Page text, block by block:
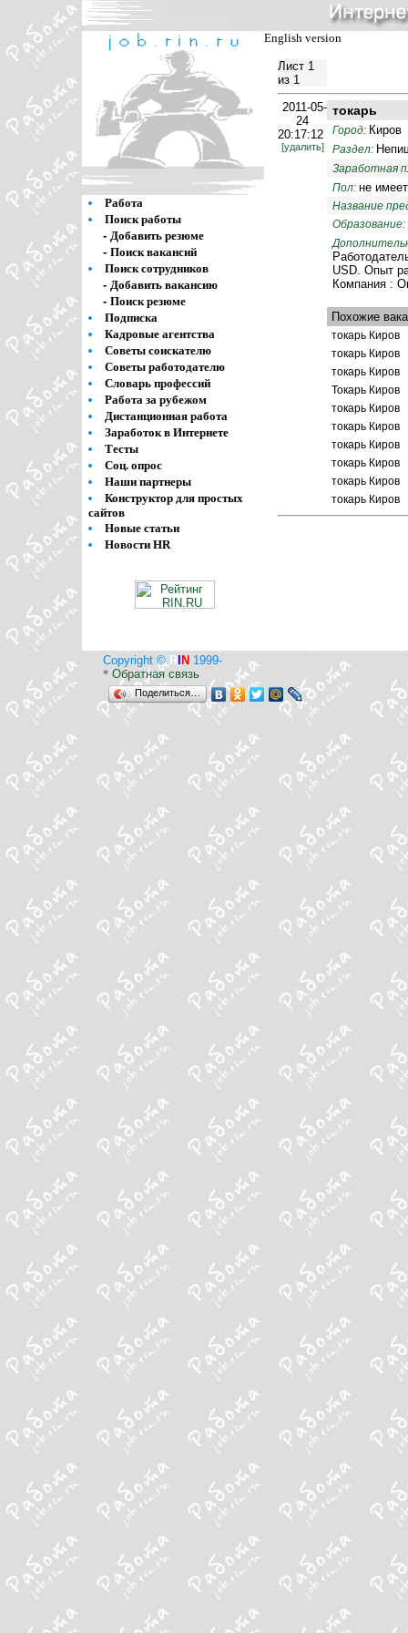
Работа
Поиск работы
- Добавить резюме
- Поиск вакансий
Поиск сотрудников
- Добавить вакансию
- Поиск резюме
Подписка
Кадровые агентства
Советы соискателю
Советы работодателю
Словарь профессий
Работа за рубежом
Дистанционная работа
Заработок в Интернете
Тесты
Соц. опрос
Наши партнеры
Конструктор для простых
сайтов
Новые статьи
Новости HR
English version
Лист 1
из 1
2011-05-
24
20:17:12
[удалить]
токарь
Город: Киров
Раздел:
Заработная
Пол: не
Название
Образование:
USD. Опыт
Компания :
Похожие
токарь Киров
токарь Киров
токарь Киров
Токарь Киров
токарь Киров
токарь Киров
токарь Киров
токарь Киров
токарь Киров
токарь Киров
Copyright © R N 1999-
* Обратная связь
Поделиться…